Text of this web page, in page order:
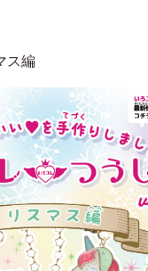
ス編